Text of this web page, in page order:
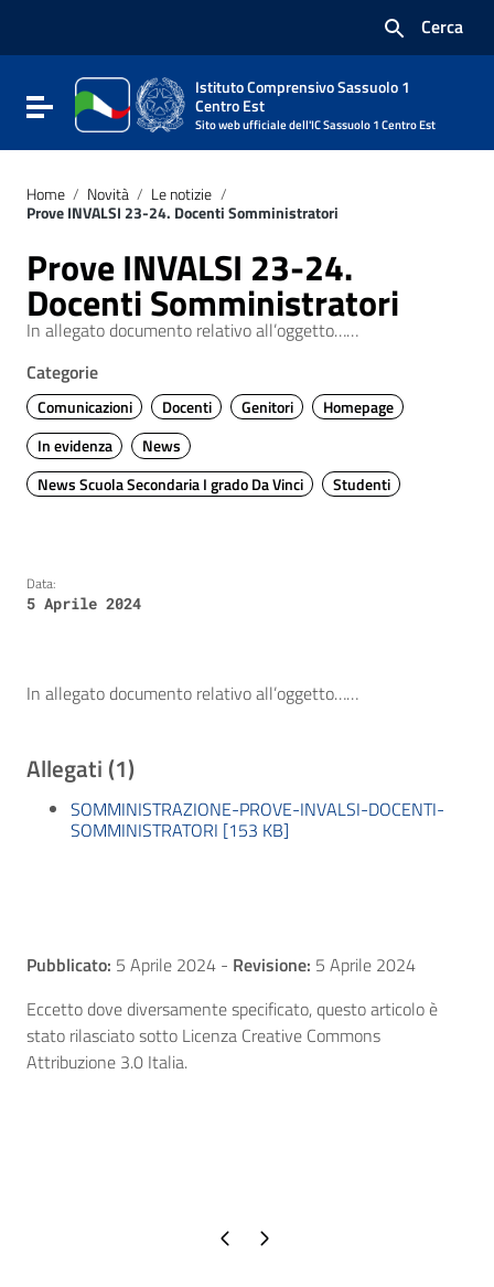
Vai al footer
Cerca
Attiva / disattiva la navigazione
Istituto Comprensivo Sassuolo 1
Centro Est
Sito web ufficiale dell'IC Sassuolo 1 Centro Est
Home / Novità / Le notizie /
Prove INVALSI 23-24. Docenti Somministratori
Prove INVALSI 23-24.
Docenti Somministratori
In allegato documento relativo all’oggetto……
Categorie
Comunicazioni Docenti Genitori
Homepage
In evidenza
News
News Scuola Secondaria I grado Da Vinci
Studenti
Data:
5 Aprile 2024
In allegato documento relativo all’oggetto……
Allegati (1)
SOMMINISTRAZIONE-PROVE-INVALSI-DOCENTI-
SOMMINISTRATORI [153 KB]
Pubblicato: 5 Aprile 2024 - Revisione: 5 Aprile 2024
Eccetto dove diversamente specificato, questo articolo è
stato rilasciato sotto Licenza Creative Commons
Attribuzione 3.0 Italia.
Pagina precedente
Pagina successiva